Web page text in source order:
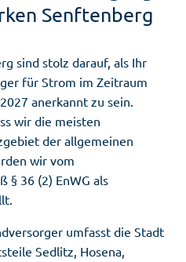
Senftenberg
sind stolz darauf, als Ihr
für Strom im Zeitraum
anerkannt zu sein.
wir die meisten
der allgemeinen
wir vom
§ 36 (2) EnWG als
umfasst die Stadt
Sedlitz, Hosena,